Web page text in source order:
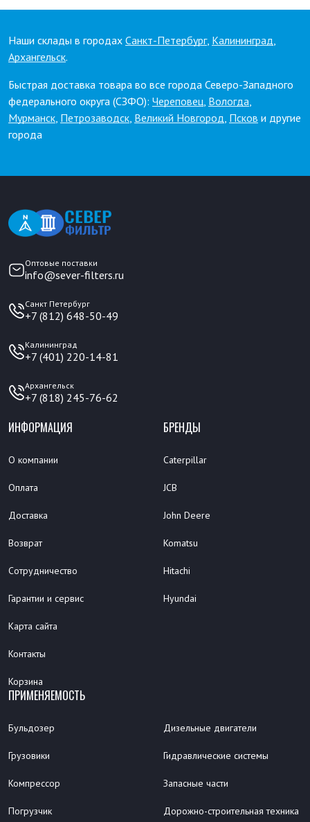
Наши склады в городах Санкт-Петербург, Калининград,
Архангельск.
Быстрая доставка товара во все города Северо-Западного
федерального округа (СЗФО): Череповец, Вологда,
Мурманск, Петрозаводск, Великий Новгород, Псков и другие
города
Оптовые поставки
info@sever-filters.ru
Санкт Петербург
+7 (812) 648-50-49
Калининград
+7 (401) 220-14-81
Архангельск
+7 (818) 245-76-62
ИНФОРМАЦИЯ
О компании
Оплата
Доставка
Возврат
Сотрудничество
Гарантии и сервис
Карта сайта
Контакты
Корзина
БРЕНДЫ
Caterpillar
JCB
John Deere
Komatsu
Hitachi
Hyundai
ПРИМЕНЯЕМОСТЬ
Бульдозер
Грузовики
Компрессор
Погрузчик
Дизельные двигатели
Гидравлические системы
Запасные части
Дорожно-строительная техника